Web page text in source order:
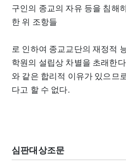
구인의 종교의 자유 등을 침해
한 위 조항들
로 인하여 종교교단의 재정적
학원의 설립상 차별을 초래한
와 같은 합리적 이유가 있으므
다고 할 수 없다.
심판대상조문